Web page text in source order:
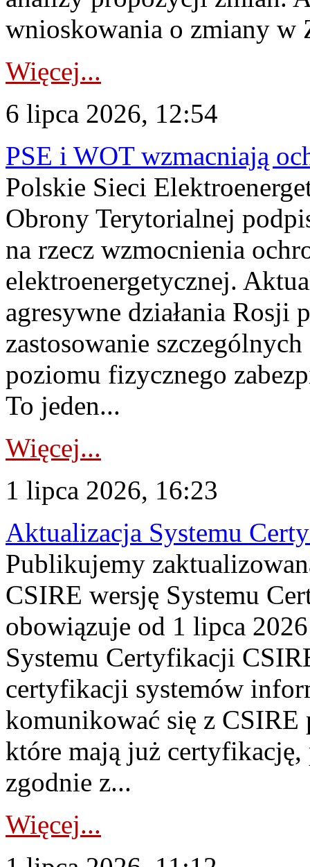
wnioskowania o zmiany w
Więcej...
6 lipca 2026, 12:54
PSE i WOT wzmacniają
Polskie Sieci
Obrony Terytorialnej
na rzecz wzmocnienia
elektroenergetycznej.
agresywne działania Rosji
zastosowanie
poziomu fizycznego
To jeden...
Więcej...
1 lipca 2026, 16:23
Aktualizacja Systemu
Publikujemy
CSIRE wersję Systemu
obowiązuje od 1 lipca
Systemu Certyfikacji
certyfikacji systemów
komunikować się z
które mają już
zgodnie z...
Więcej...